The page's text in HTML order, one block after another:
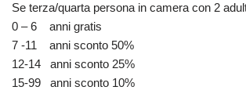
Se terza/quarta persona in camera con 2
0 – 6 anni gratis
7 -11 anni sconto 50%
12-14 anni sconto 25%
15-99 anni sconto 10%